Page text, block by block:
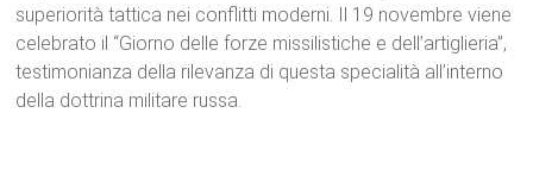
superiorità tattica nei conflitti moderni. Il 19 novembre viene
celebrato il “Giorno delle forze missilistiche e dell’artiglieria”,
testimonianza della rilevanza di questa specialità all’interno
della dottrina militare russa.